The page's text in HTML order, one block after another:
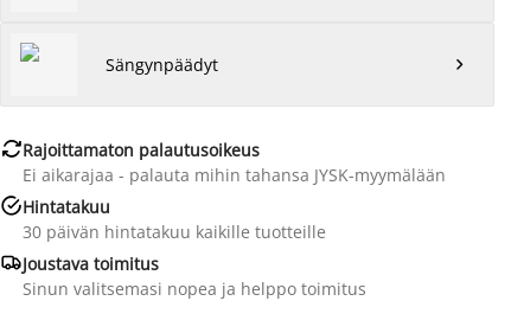
Sängynpäädyt 
Rajoittamaton palautusoikeus
Ei aikarajaa - palauta mihin tahansa JYSK-myymälään
Hintatakuu
30 päivän hintatakuu kaikille tuotteille
Joustava toimitus
Sinun valitsemasi nopea ja helppo toimitus